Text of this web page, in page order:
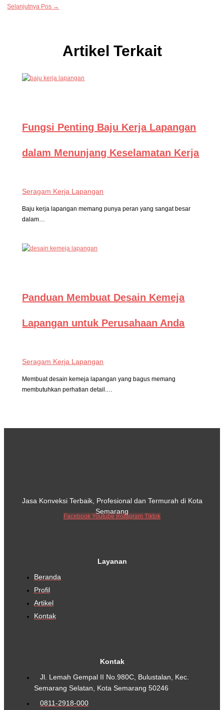
Selanjutnya Pos →
Artikel Terkait
Fungsi Penting Baju Kerja Lapangan
dalam Menunjang Keselamatan Kerja
Seragam Kerja Lapangan
Baju kerja lapangan memang punya peran yang sangat besar
dalam…
Panduan Membuat Desain Kemeja
Lapangan untuk Perusahaan Anda
Seragam Kerja Lapangan
Membuat desain kemeja lapangan yang bagus memang
membutuhkan perhatian detail.…
Jasa Konveksi Terbaik, Profesional dan Termurah di Kota
Semarang
Facebook Youtube Instagram Tiktok
Layanan
Beranda
Profil
Artikel
Kontak
Kontak
Jl. Lemah Gempal II No.980C, Bulustalan, Kec.
Semarang Selatan, Kota Semarang 50246
0811-2918-000